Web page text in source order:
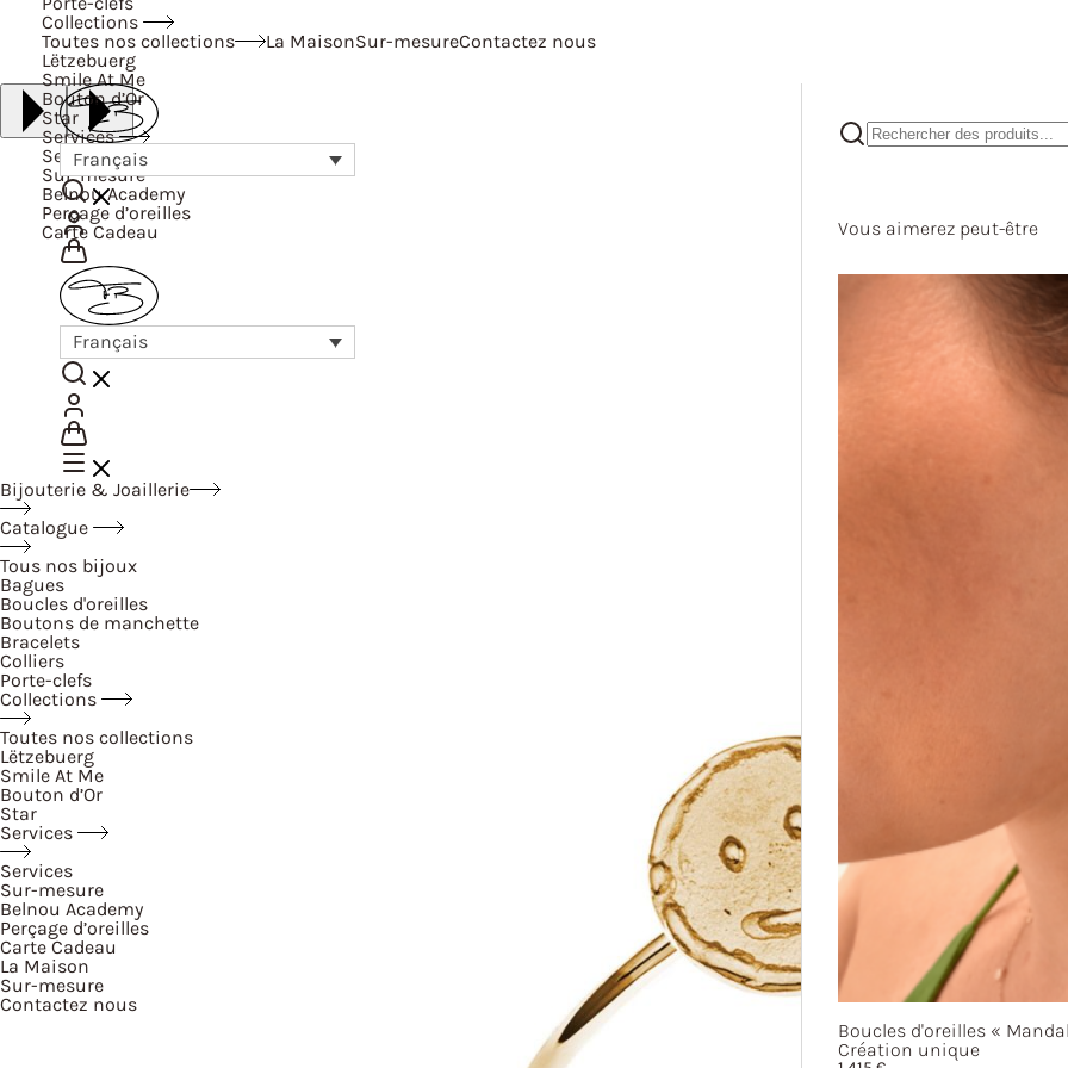
Collections
Toutes nos collections
Lëtzebuerg
Smile At Me
Bouton d’Or
Star
Services
Services
Sur-mesure
Belnou Academy
Perçage d’oreilles
Carte Cadeau
La MaisonSur-mesureContactez nous
Français
Français
Bijouterie & Joaillerie
Catalogue
Tous nos bijoux
Bagues
Boucles d'oreilles
Boutons de manchette
Bracelets
Colliers
Porte-clefs
Collections
Toutes nos collections
Lëtzebuerg
Smile At Me
Bouton d’Or
Star
Services
Services
Sur-mesure
Belnou Academy
Perçage d’oreilles
Carte Cadeau
La Maison
Sur-mesure
Contactez nous
Vous aimerez peut-être
Boucles d'oreilles «
Création unique